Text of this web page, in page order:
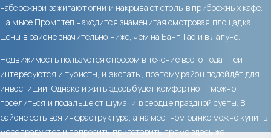
набережной зажигают огни и накрывают столы в прибрежных кафе.
На мысе Промптеп находится знаменитая смотровая площадка.
Цены в районе значительно ниже, чем на Банг Тао и в Лагуне.
Недвижимость пользуется спросом в течение всего года — ей
интересуются и туристы, и экспаты, поэтому район подойдёт для
инвестиций. Однако и жить здесь будет комфортно — можно
поселиться и подальше от шума, и в сердце праздной суеты. В
районе есть вся инфраструктура, а на местном рынке можно купить
морепродуктов и попросить приготовить прямо здесь же.